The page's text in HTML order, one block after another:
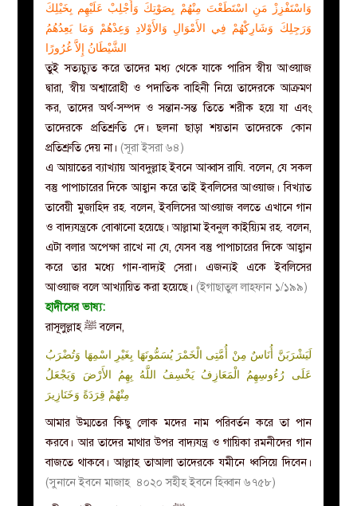
وَاسْتَفْزِزْ مَنِ اسْتَطَعْتَ مِنْهُمْ بِصَوْتِكَ وَأَجْلِبْ عَلَيْهِم بِخَيْلِكَ
وَرَجِلِكَ وَشَارِكْهُمْ فِي الأَمْوَالِ وَالأَوْلادِ وَعِدْهُمْ وَمَا يَعِدُهُمُ
الشَّيْطَانُ إِلاَّ غُرُورًا
তুই সত্যচ্যুত করে তাদের মধ্য থেকে যাকে পারিস স্বীয় আওয়াজ
দ্বারা, স্বীয় অশ্বারোহী ও পদাতিক বাহিনী নিয়ে তাদেরকে আক্রমণ
কর, তাদের অর্থ-সম্পদ ও সন্তান-সন্ত তিতে শরীক হয়ে যা এবং
তাদেরকে প্রতিশ্রুতি দে। ছলনা ছাড়া শয়তান তাদেরকে কোন
প্রতিশ্রুতি দেয় না। (সূরা ইসরা ৬৪)
এ আয়াতের ব্যাখ্যায় আবদুল্লাহ ইবনে আব্বাস রাযি. বলেন, যে সকল
বস্তু পাপাচারের দিকে আহ্বান করে তাই ইবলিসের আওয়াজ। বিখ্যাত
তাবেয়ী মুজাহিদ রহ. বলেন, ইবলিসের আওয়াজ বলতে এখানে গান
ও বাদ্যযন্ত্রকে বোঝানো হয়েছে। আল্লামা ইবনুল কাইয়্যিম রহ. বলেন,
এটা বলার অপেক্ষা রাখে না যে, যেসব বস্তু পাপাচারের দিকে আহ্বান
করে তার মধ্যে গান-বাদ্যই সেরা। এজন্যই একে ইবলিসের
আওয়াজ বলে আখ্যায়িত করা হয়েছে। (ইগাছাতুল লাহফান ১/১৯৯)
হাদীসের ভাষ্য:
রাসূলুল্লাহﷺবলেন,
لَيَشْرَبَنَّ أُنَاسٌ مِنْ أُمَّتِى الْخَمْرَ يُسَمُّونَهَا بِغَيْرِ اسْمِهَا وَتُضْرَبُ
عَلَى رُءُوسِهِمُ الْمَعَازِفُ يَخْسِفُ اللَّهُ بِهِمُ الأَرْضَ وَيَجْعَلُ
مِنْهُمْ قِرَدَةً وَخَنَازِيرَ
আমার উম্মতের কিছু লোক মদের নাম পরিবর্তন করে তা পান
করবে। আর তাদের মাথার উপর বাদ্যযন্ত্র ও গায়িকা রমনীদের গান
বাজতে থাকবে। আল্লাহ তাআলা তাদেরকে যমীনে ধ্বসিয়ে দিবেন।
(সুনানে ইবনে মাজাহ ৪০২০ সহীহ ইবনে হিব্বান ৬৭৫৮)